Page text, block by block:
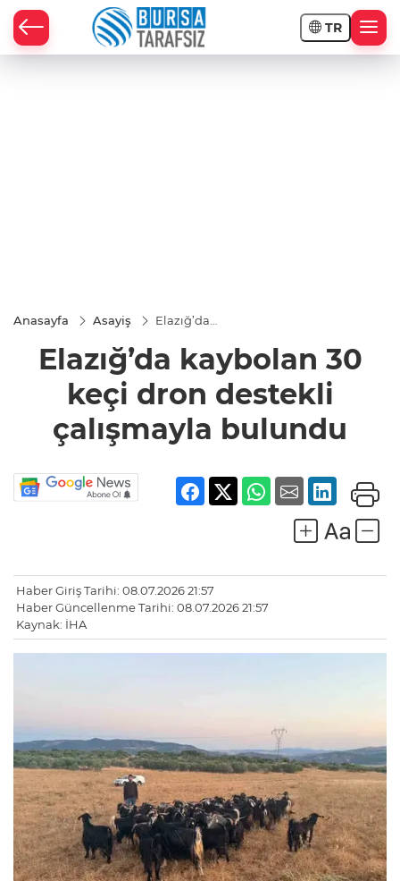
TR
Anasayfa Asayiş
Elazığ’da
30 keçi
dron
çalışmayla
bulundu
Elazığ’da kaybolan 30
keçi dron destekli
çalışmayla bulundu
Haber Giriş Tarihi: 08.07.2026 21:57
Haber Güncellenme Tarihi: 08.07.2026 21:57
Kaynak: İHA